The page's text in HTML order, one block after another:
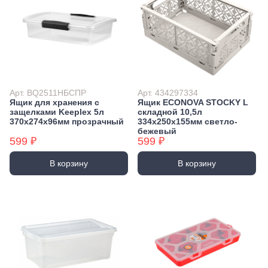
Экстракторы
Заклепочники
Ключи (упаковки)
Хранение инструмента
Стенды, Панели, Полки
Ящики, Кейсы, Органайзеры
Сумки для инструмента
Средства индивидуальной защиты
Бытовая химия
Освежители воздуха и ароматизаторы
Средства для мытья посуды
Арт. BQ2511НБСПР
Ящик для хранения с
защелками Keeplex 5л
370х274х96мм прозрачный
599 ₽
В корзину
Арт. 434297334
Ящик ECONOVA STOCKY L
складной 10,5л
334х250х155мм светло-
бежевый
599 ₽
В корзину